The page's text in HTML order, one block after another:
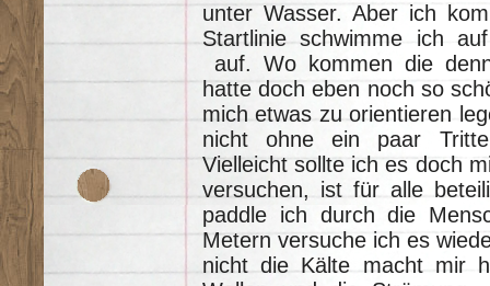
unter Wasser. Aber ich
Startlinie schwimme ich
auf. Wo kommen die
hatte doch eben noch so
mich etwas zu orientieren
nicht ohne ein paar
Vielleicht sollte ich es doch
versuchen, ist für alle
paddle ich durch die
Metern versuche ich es
nicht die Kälte macht mir